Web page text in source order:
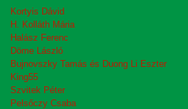
Kortyis Dávid
H. Kolláth Mária
Halász Ferenc
Döme László
Bujnovszky Tamás és Duong Li Eszter
King55
Szvitek Péter
Pelsőczy Csaba